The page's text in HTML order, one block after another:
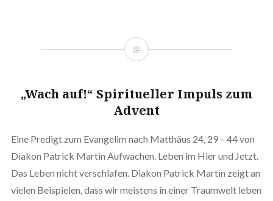
„Wach auf!“ Spiritueller Impuls zum
Advent
Eine Predigt zum Evangelim nach Matthäus 24, 29 – 44 von
Diakon Patrick Martin Aufwachen. Leben im Hier und Jetzt.
Das Leben nicht verschlafen. Diakon Patrick Martin zeigt an
vielen Beispielen, dass wir meistens in einer Traumwelt leben